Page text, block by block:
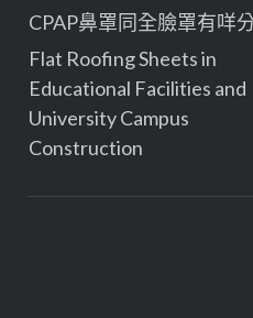
CPAP鼻罩同全臉罩有咩
Flat Roofing Sheets in
Educational Facilities and
University Campus
Construction